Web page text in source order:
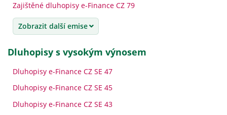
Zajištěné dluhopisy e-Finance CZ 79
Zobrazit další emise
dluhopisy s vysokým výnosem
Dluhopisy e-Finance CZ SE 47
Dluhopisy e-Finance CZ SE 45
Dluhopisy e-Finance CZ SE 43